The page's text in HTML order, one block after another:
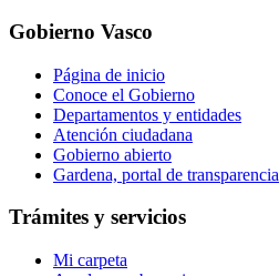
Gobierno Vasco
Página de inicio
Conoce el Gobierno
Departamentos y entidades
Atención ciudadana
Gobierno abierto
Gardena, portal de transparencia
Trámites y servicios
Mi carpeta